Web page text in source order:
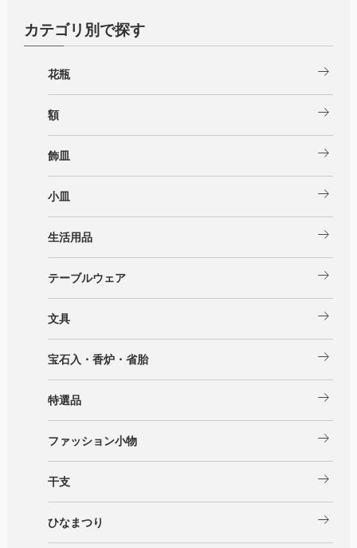
カテゴリ別で探す
花瓶 arrow_right_alt
額 arrow_right_alt
飾皿 arrow_right_alt
小皿 arrow_right_alt
生活用品 arrow_right_alt
テーブルウェア arrow_right_alt
文具 arrow_right_alt
宝石入・香炉・省胎 arrow_right_alt
特選品 arrow_right_alt
ファッション小物 arrow_right_alt
干支 arrow_right_alt
ひなまつり arrow_right_alt